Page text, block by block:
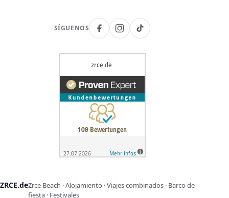
SÍGUENOS
ZRCE.deZrce Beach · Alojamiento · Viajes combinados · Barco de
fiesta · Festivales